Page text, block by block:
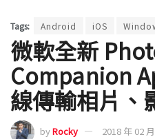
Tags: Android iOS
微軟全新
Companion
線傳輸相片、
byRocky 2018 年 02